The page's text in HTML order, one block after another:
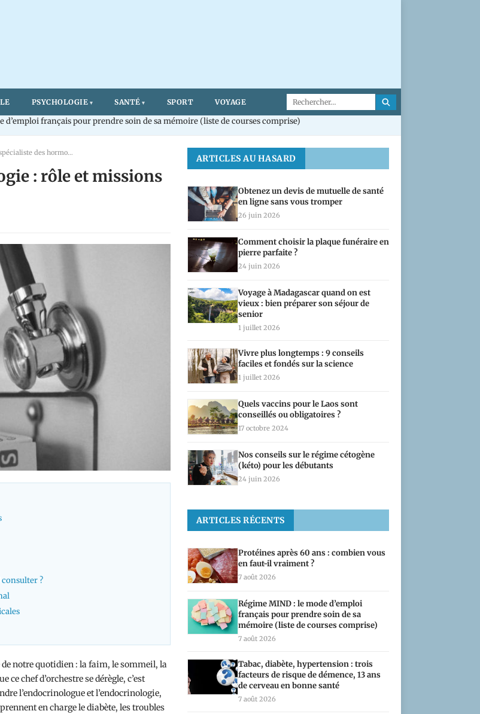
PSYCHOLOGIE SANTÉ SPORT VOYAGE
d’emploi français pour prendre soin de sa mémoire (liste de courses comprise)
Endocrinologue et endocrinologie : rôle et missions du spécialiste des hormones
: rôle et missions
?
notre quotidien : la faim, le sommeil, la
chef d’orchestre se dérègle, c’est
l’endocrinologue et l’endocrinologie,
en charge le diabète, les troubles
ARTICLES AU HASARD
Obtenez un devis de mutuelle de santé
en ligne sans vous tromper
26 juin 2026
Comment choisir la plaque funéraire en
pierre parfaite ?
24 juin 2026
Voyage à Madagascar quand on est
vieux : bien préparer son séjour de
senior
1 juillet 2026
Vivre plus longtemps : 9 conseils
faciles et fondés sur la science
1 juillet 2026
Quels vaccins pour le Laos sont
conseillés ou obligatoires ?
17 octobre 2024
Nos conseils sur le régime cétogène
(kéto) pour les débutants
24 juin 2026
ARTICLES RÉCENTS
Protéines après 60 ans : combien vous
en faut-il vraiment ?
7 août 2026
Régime MIND : le mode d’emploi
français pour prendre soin de sa
mémoire (liste de courses comprise)
7 août 2026
Tabac, diabète, hypertension : trois
facteurs de risque de démence, 13 ans
de cerveau en bonne santé
7 août 2026